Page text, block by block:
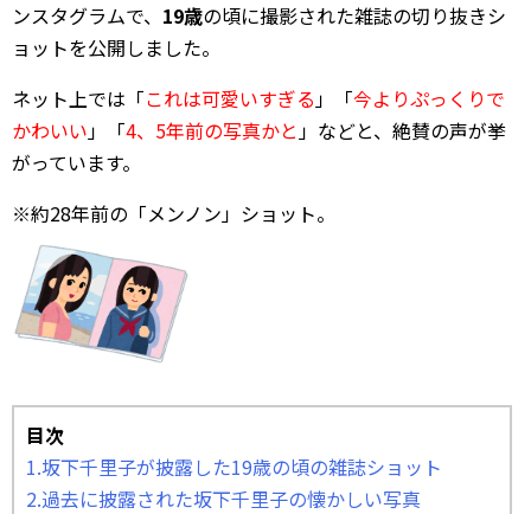
ンスタグラムで、 19歳の頃に撮影された雑誌の切り抜きシ
ョットを公開しました。
ネット上では「これは可愛いすぎる」「今よりぷっくりで
かわいい」「4、5年前の写真かと」などと、絶賛の声が挙
がっています。
※約28年前の「メンノン」ショット。
目次
1.坂下千里子が披露した19歳の頃の雑誌ショット
2.過去に披露された坂下千里子の懐かしい写真